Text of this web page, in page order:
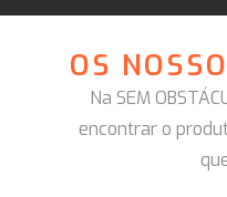
OS
Na SEM
encontrar o